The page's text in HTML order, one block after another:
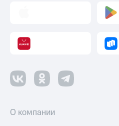
О компании